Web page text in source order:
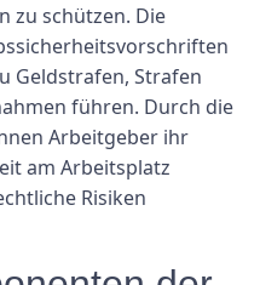
zu schützen. Die
Geldstrafen, Strafen
führen. Durch die
Arbeitgeber ihr
am Arbeitsplatz
Risiken